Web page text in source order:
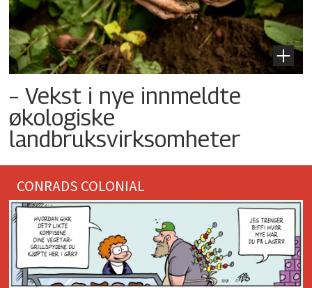
– Vekst i nye innmeldte
økologiske
landbruksvirksomheter
CONRADS COLONIAL